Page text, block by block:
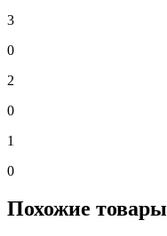
3
0
2
0
1
0
Похожие товары